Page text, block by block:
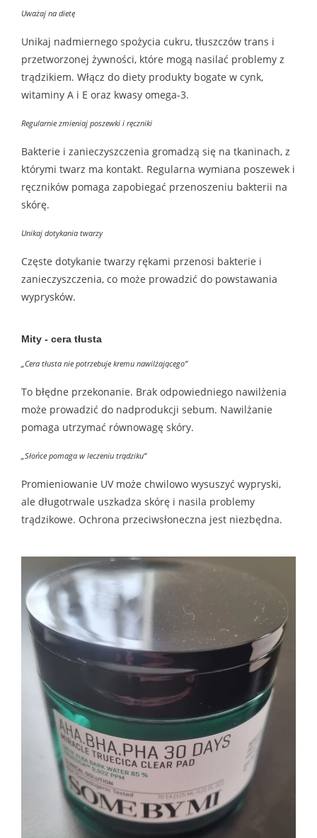
Uważaj na dietę
Unikaj nadmiernego spożycia cukru, tłuszczów trans i
przetworzonej żywności, które mogą nasilać problemy z
trądzikiem. Włącz do diety produkty bogate w cynk,
witaminy A i E oraz kwasy omega-3.
Regularnie zmieniaj poszewki i ręczniki
Bakterie i zanieczyszczenia gromadzą się na tkaninach, z
którymi twarz ma kontakt. Regularna wymiana poszewek i
ręczników pomaga zapobiegać przenoszeniu bakterii na
skórę.
Unikaj dotykania twarzy
Częste dotykanie twarzy rękami przenosi bakterie i
zanieczyszczenia, co może prowadzić do powstawania
wyprysków.
Mity - cera tłusta
„Cera tłusta nie potrzebuje kremu nawilżającego”
To błędne przekonanie. Brak odpowiedniego nawilżenia
może prowadzić do nadprodukcji sebum. Nawilżanie
pomaga utrzymać równowagę skóry.
„Słońce pomaga w leczeniu trądziku”
Promieniowanie UV może chwilowo wysuszyć wypryski,
ale długotrwale uszkadza skórę i nasila problemy
trądzikowe. Ochrona przeciwsłoneczna jest niezbędna.